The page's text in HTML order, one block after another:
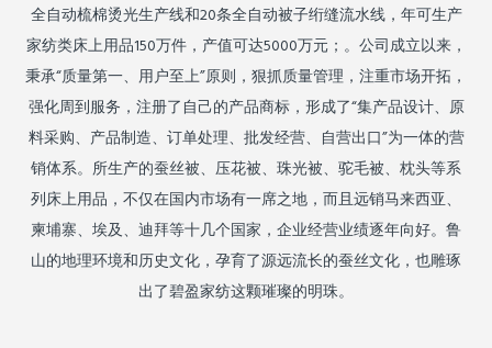
全自动梳棉烫光生产线和20条全自动被子绗缝流水线，年可生产
家纺类床上用品150万件，产值可达5000万元；。公司成立以来，
秉承“质量第一、用户至上”原则，狠抓质量管理，注重市场开拓，
强化周到服务，注册了自己的产品商标，形成了“集产品设计、原
料采购、产品制造、订单处理、批发经营、自营出口”为一体的营
销体系。所生产的蚕丝被、压花被、珠光被、驼毛被、枕头等系
列床上用品，不仅在国内市场有一席之地，而且远销马来西亚、
柬埔寨、埃及、迪拜等十几个国家，企业经营业绩逐年向好。鲁
山的地理环境和历史文化，孕育了源远流长的蚕丝文化，也雕琢
出了碧盈家纺这颗璀璨的明珠。